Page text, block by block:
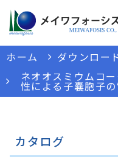
ホーム
ダウンロー
ネオオスミウムコ
性による子嚢胞子
カタログ